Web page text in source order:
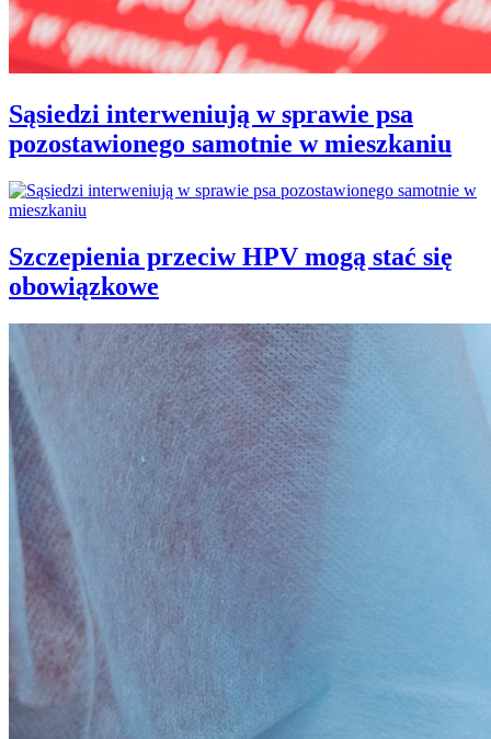
Sąsiedzi interweniują w sprawie psa
pozostawionego samotnie w mieszkaniu
Szczepienia przeciw HPV mogą stać się
obowiązkowe